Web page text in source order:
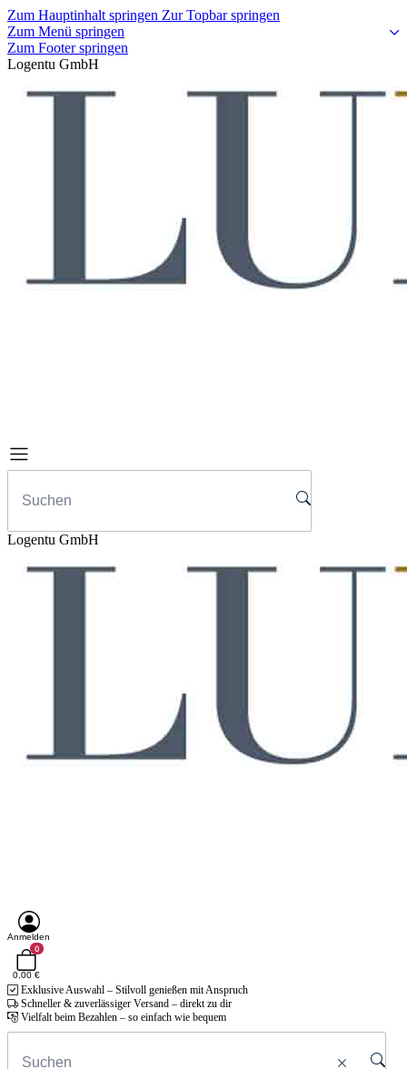
Zum Hauptinhalt springen Zur Topbar springen
Zum Menü springen
Zum Footer springen
Logentu GmbH
Logentu GmbH
Anmelden
0
0,00 €
Exklusive Auswahl – Stilvoll genießen mit Anspruch
Schneller & zuverlässiger Versand – direkt zu dir
Vielfalt beim Bezahlen – so einfach wie bequem